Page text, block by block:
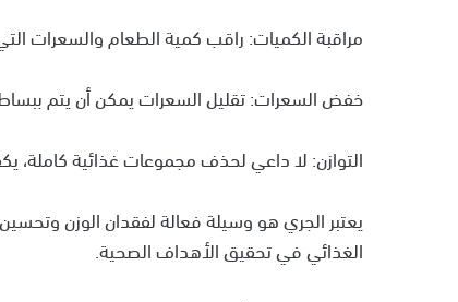
مراقبة الكميات: راقب كمية الطعام والسعرات التي
خفض السعرات: تقليل السعرات يمكن أن يتم
التوازن: لا داعي لحذف مجموعات غذائية كاملة،
يعتبر الجري هو وسيلة فعالة لفقدان الوزن
الغذائي في تحقيق الأهداف الصحية.